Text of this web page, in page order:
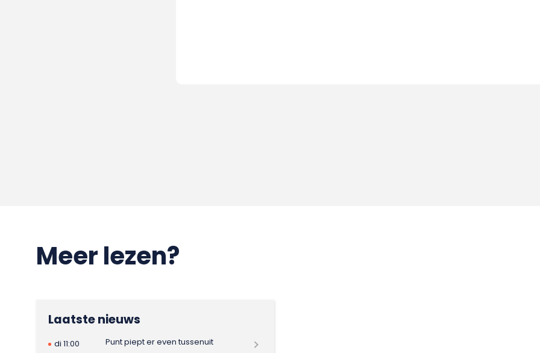
Meer lezen?
Laatste nieuws
di 11:00
Punt piept er even tussenuit